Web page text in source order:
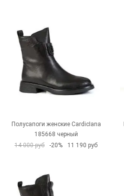
Полусапоги женские CardicIana
185668 черный
14 000 руб
-20% 11 190 руб